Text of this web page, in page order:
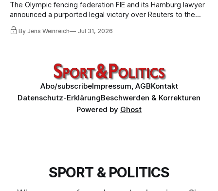
The Olympic fencing federation FIE and its Hamburg lawyer
announced a purported legal victory over Reuters to the
world. I obtained both court orders and read them against
that propaganda. Very little of what the federation and its
By Jens Weinreich Jul 31, 2026
Abo/subscribeImpressum, AGBKontakt
Datenschutz-ErklärungBeschwerden & Korrekturen
Powered by Ghost
SPORT & POLITICS